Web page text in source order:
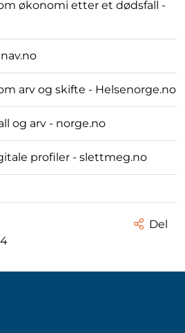
økonomi etter et dødsfall -
arv og skifte - Helsenorge.no
og arv - norge.no
profiler - slettmeg.no
Del